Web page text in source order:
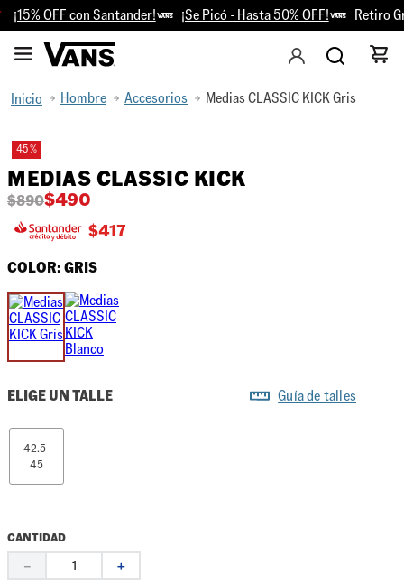
¡15% OFF con Santander! ¡Se Picó - Hasta 50% OFF! Retiro
Hombre Accesorios Medias CLASSIC KICK Gris
45 %
MEDIAS CLASSIC KICK
$490
$890
$417
COLOR:GRIS
ELIGE UN TALLE Guía de talles
42.5-
45
CANTIDAD
＋
－